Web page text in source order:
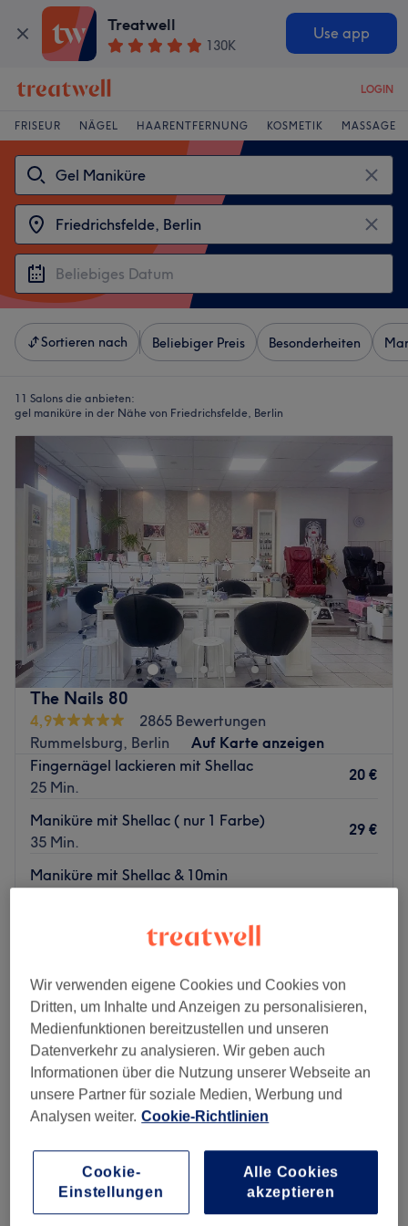
Treatwell
130K
Use app
LOGIN
FRISEUR NÄGEL HAARENTFERNUNG KOSMETIK MASSAGE
Sortieren nach Beliebiger Preis Besonderheiten
11 Salons die anbieten:
gel maniküre in der Nähe von Friedrichsfelde, Berlin
The Nails 80
4,9
2865 Bewertungen
Rummelsburg, Berlin
Auf Karte anzeigen
Fingernägel lackieren mit Shellac
25 Min.
20 €
Maniküre mit Shellac ( nur 1 Farbe)
35 Min.
29 €
Maniküre mit Shellac & 10min
Schnellansicht Saloninfos
Montag 09:30– 19:30
Dienstag
09:30–19:30
Mittwoch
09:30–19:30
Donnerstag
09:30–19:30
Freitag
09:30–19:30
Samstag
10:00– 17:30
Sonntag
Hast du Lust auf bunte, ausgefallene Fingernägel oder
doch lieber einen klassischen, natürlichen Look? So oder
so, bei The Nails 80 in Berlin, Rummelsburg werden deine
Wir verwenden eigene Cookies und Cookies von
Dritten, um Inhalte und Anzeigen zu personalisieren,
Medienfunktionen bereitzustellen und unseren
Datenverkehr zu analysieren. Wir geben auch
Informationen über die Nutzung unserer Webseite an
unsere Partner für soziale Medien, Werbung und
Analysen weiter. Cookie-Richtlinien
Cookie-
Einstellungen
Alle Cookies
akzeptieren